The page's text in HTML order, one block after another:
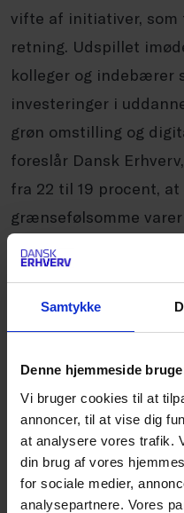
Samtykke
Denne hjemmeside
Vi bruger cookies til at
annoncer, til at vise dig
at analysere vores trafik.
din brug af vores
for sociale medier,
analysepartnere. Vores
vifte af initiativer,
retning. Udspillet
kolleger og indebærer
investeringer i
grøn omstilling og
foreslår Dansk
fra 22 til 19 procent,
grænsefølsomme
omdannes til lån, og
udenlandsk
375.000 kroner.
yderligere personer i
spreder sig over en
væsentligt element i
færre trækker sig